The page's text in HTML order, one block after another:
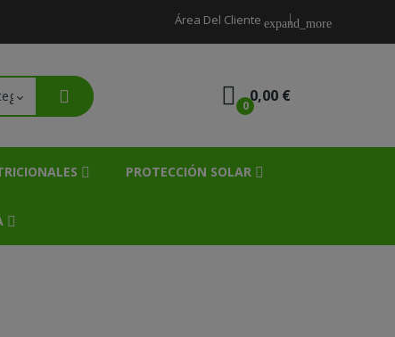
Área Del Cliente expand_more
0
0,00 €
PROTECCIÓN SOLAR